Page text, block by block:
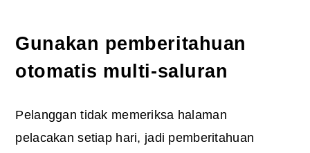
Gunakan pemberitahuan
otomatis multi-saluran
Pelanggan tidak memeriksa halaman
pelacakan setiap hari, jadi pemberitahuan